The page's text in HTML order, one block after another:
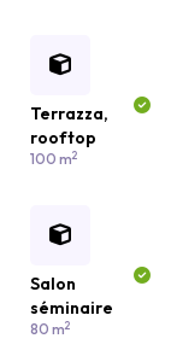
Terrazza,
rooftop
100 m2
Salon
séminaire
80 m2